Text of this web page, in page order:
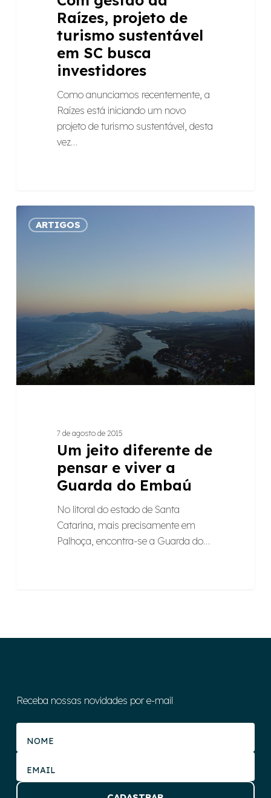
Raízes, projeto de
turismo sustentável
em SC busca
investidores
Como anunciamos recentemente, a
Raízes está iniciando um novo
projeto de turismo sustentável, desta
vez…
jeito
viver
a
do
Embaú
ARTIGOS
7 de agosto de 2015
Um jeito diferente de
pensar e viver a
Guarda do Embaú
No litoral do estado de Santa
Catarina, mais precisamente em
Palhoça, encontra-se a Guarda do…
Receba nossas novidades por e-mail